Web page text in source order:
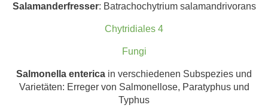
Salamanderfresser: Batrachochytrium salamandrivorans
Chytridiales 4
Fungi
Salmonella enterica in verschiedenen Subspezies und
Varietäten: Erreger von Salmonellose, Paratyphus und
Typhus